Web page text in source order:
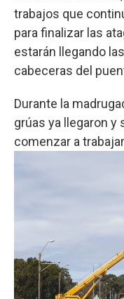
trabajos que
para finalizar las
estarán llegando
cabeceras del
Durante la
grúas ya llegaron y
comenzar a